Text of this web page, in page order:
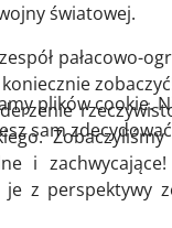
światowej.
pałacowo-
i
z perspektywy
plików cookie.
sam